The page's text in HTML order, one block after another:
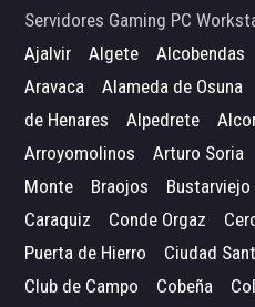
Servidores Gaming PC
Ajalvir
Algete Alcobendas
Aravaca
Alameda de Osuna
de Henares
Alpedrete
Arroyomolinos
Arturo Soria
Monte
Braojos Bustarviejo
Caraquiz
Conde Orgaz
Puerta de Hierro
Ciudad
Club de Campo
Cobeña